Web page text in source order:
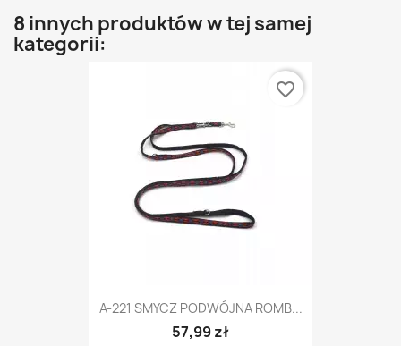
8 innych produktów w tej samej
kategorii:
A-221 SMYCZ PODWÓJNA ROMB...
57,99 zł
favorite_border